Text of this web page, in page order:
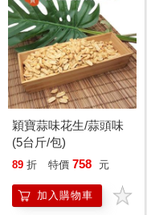
夠進行這次旅行，是因為
的身上」。文獻中引用了
「妳已經穿上了ME，妳
ME，妳已經將ME綁在了
動的光芒，她的手握緊了
一個名叫恩麥杜蘭基（
到過天國。他名字的意思
者」。一部由尼布甲尼
天戰車」重建了一個特
子」。
穎寶蒜味花生/蒜頭味
(5台斤/包)
89 折 特價 758 元
加入購物車